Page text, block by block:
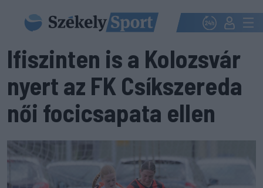
Ifiszinten is a Kolozsvár
nyert az FK Csíkszereda
női focicsapata ellen